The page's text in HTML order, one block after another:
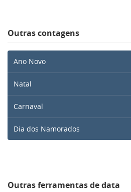
Outras contagens
Ano Novo
Natal
Carnaval
Dia dos Namorados
Outras ferramentas de data